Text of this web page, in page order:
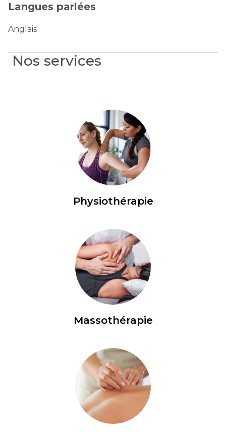
Langues parlées
Anglais
Nos services
Physiothérapie
Massothérapie